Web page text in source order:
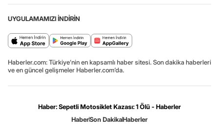
UYGULAMAMIZI İNDİRİN
Haberler.com: Türkiye’nin en kapsamlı haber sitesi. Son dakika haberleri
ve en güncel gelişmeler Haberler.com’da.
Haber: Sepetli Motosiklet Kazası: 1 Ölü - Haberler
HaberSon DakikaHaberler